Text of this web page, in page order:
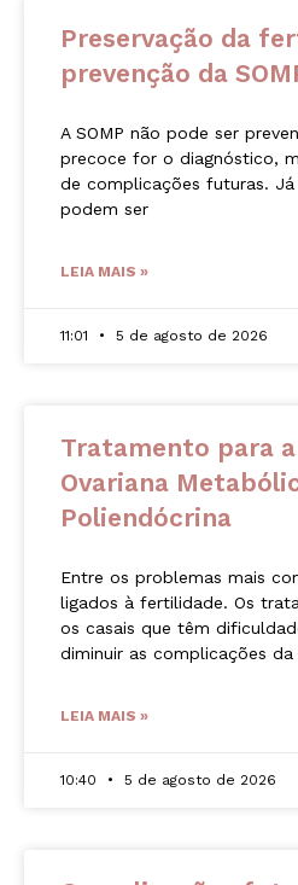
Preservação da
prevenção da
A SOMP não pode ser
precoce for o diagnóstico,
de complicações futuras. Já
podem ser
LEIA MAIS »
11:01 5 de agosto de 2026
Tratamento para
Ovariana
Poliendócrina
Entre os problemas mais
ligados à fertilidade. Os
os casais que têm
diminuir as complicações da
LEIA MAIS »
10:40 5 de agosto de 2026